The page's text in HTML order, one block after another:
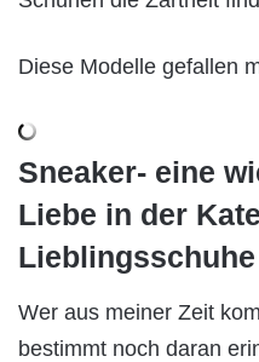
Diese Modelle gefallen
Sneaker- eine
Liebe in der
Lieblingsschuhe
Wer aus meiner Zeit
bestimmt noch daran